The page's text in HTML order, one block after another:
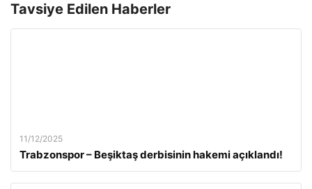
Tavsiye Edilen Haberler
11/12/2025
Trabzonspor – Beşiktaş derbisinin hakemi açıklandı!